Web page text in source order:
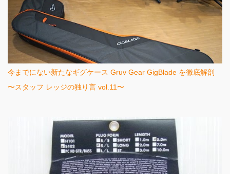
今までにない新たなギグケース Gruv Gear GigBlade を徹底解剖
〜スタッフ レッジの独り言 vol.11〜